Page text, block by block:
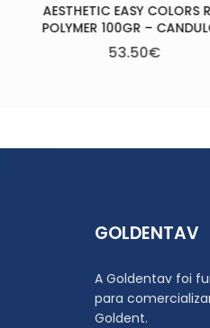
RED
AESTHETIC
POLYMER
GOLDENTAV
A Goldentav foi
para
Goldent.